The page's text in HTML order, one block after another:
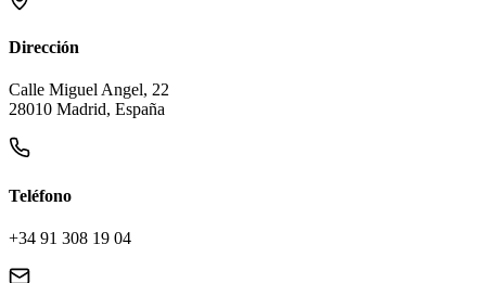
Dirección
Calle Miguel Angel, 22
28010 Madrid, España
Teléfono
+34 91 308 19 04